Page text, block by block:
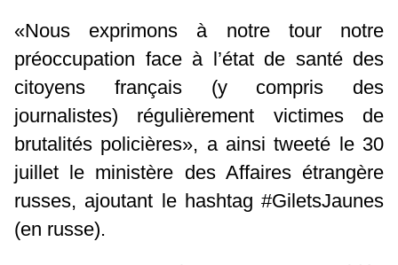
«Nous exprimons à notre tour notre
préoccupation face à l’état de santé des
citoyens français (y compris des
journalistes) régulièrement victimes de
brutalités policières», a ainsi tweeté le 30
juillet le ministère des Affaires étrangère
russes, ajoutant le hashtag #GiletsJaunes
(en russe).